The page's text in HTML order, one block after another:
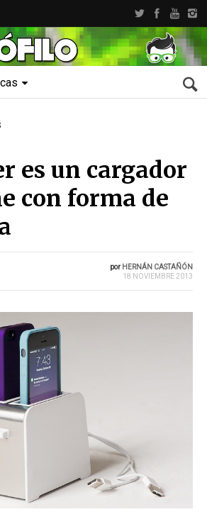
es un cargador
con forma de
por HERNÁN CASTAÑÓN
18 NOVIEMBRE 2013